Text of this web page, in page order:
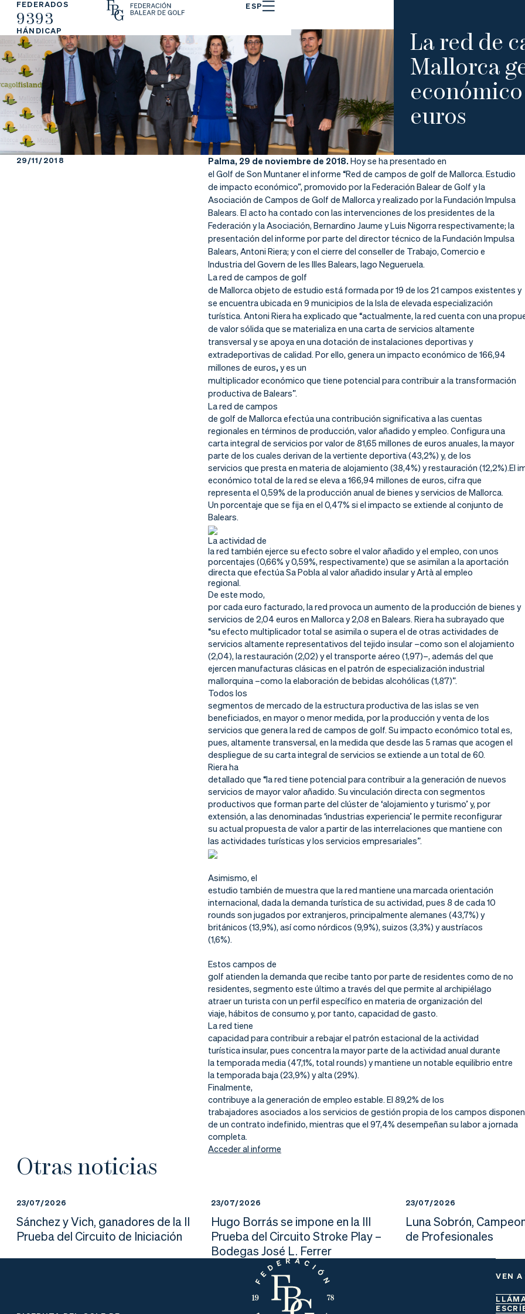
FEDERADOS
9393
HÁNDICAP
ESP
La
Fe
de
ra
ci
ón
Fe
de
ra
rs
e
Ju
ga
r
La red de
Mallorca
euros
29/11/2018 Palma, 29 de noviembre de 2018. Hoy se ha presentado en
el Golf de Son Muntaner el informe “Red de campos de golf de Mallorca. Estudio
de impacto económico”, promovido por la Federación Balear de Golf y la
Asociación de Campos de Golf de Mallorca y realizado por la Fundación Impulsa
Balears. El acto ha contado con las intervenciones de los presidentes de la
Federación y la Asociación, Bernardino Jaume y Luis Nigorra respectivamente; la
presentación del informe por parte del director técnico de la Fundación Impulsa
Balears, Antoni Riera; y con el cierre del conseller de Trabajo, Comercio e
Industria del Govern de les Illes Balears, Iago Negueruela.
La red de campos de golf
de Mallorca objeto de estudio está formada por 19 de los 21 campos existentes y
se encuentra ubicada en 9 municipios de la Isla de elevada especialización
turística. Antoni Riera ha explicado que “actualmente, la red cuenta con una
de valor sólida que se materializa en una carta de servicios altamente
transversal y se apoya en una dotación de instalaciones deportivas y
extradeportivas de calidad. Por ello, genera un impacto económico de 166,94
millones de euros, y es un
multiplicador económico que tiene potencial para contribuir a la transformación
productiva de Balears”.
La red de campos
de golf de Mallorca efectúa una contribución significativa a las cuentas
regionales en términos de producción, valor añadido y empleo. Configura una
carta integral de servicios por valor de 81,65 millones de euros anuales, la mayor
parte de los cuales derivan de la vertiente deportiva (43,2%) y, de los
servicios que presta en materia de alojamiento (38,4%) y restauración (12,2%).El
económico total de la red se eleva a 166,94 millones de euros, cifra que
representa el 0,59% de la producción anual de bienes y servicios de Mallorca.
Un porcentaje que se fija en el 0,47% si el impacto se extiende al conjunto de
Balears.
La actividad de
la red también ejerce su efecto sobre el valor añadido y el empleo, con unos
porcentajes (0,66% y 0,59%, respectivamente) que se asimilan a la aportación
directa que efectúa Sa Pobla al valor añadido insular y Artà al empleo
regional.
De este modo,
por cada euro facturado, la red provoca un aumento de la producción de bienes y
servicios de 2,04 euros en Mallorca y 2,08 en Balears. Riera ha subrayado que
“su efecto multiplicador total se asimila o supera el de otras actividades de
servicios altamente representativos del tejido insular –como son el alojamiento
(2,04), la restauración (2,02) y el transporte aéreo (1,97)–, además del que
ejercen manufacturas clásicas en el patrón de especialización industrial
mallorquina –como la elaboración de bebidas alcohólicas (1,87)”.
Todos los
segmentos de mercado de la estructura productiva de las islas se ven
beneficiados, en mayor o menor medida, por la producción y venta de los
servicios que genera la red de campos de golf. Su impacto económico total es,
pues, altamente transversal, en la medida que desde las 5 ramas que acogen el
despliegue de su carta integral de servicios se extiende a un total de 60.
Riera ha
detallado que “la red tiene potencial para contribuir a la generación de nuevos
servicios de mayor valor añadido. Su vinculación directa con segmentos
productivos que forman parte del clúster de ‘alojamiento y turismo’ y, por
extensión, a las denominadas ‘industrias experiencia’ le permite reconfigurar
su actual propuesta de valor a partir de las interrelaciones que mantiene con
las actividades turísticas y los servicios empresariales”.
Asimismo, el
estudio también de muestra que la red mantiene una marcada orientación
internacional, dada la demanda turística de su actividad, pues 8 de cada 10
rounds son jugados por extranjeros, principalmente alemanes (43,7%) y
británicos (13,9%), así como nórdicos (9,9%), suizos (3,3%) y austríacos
(1,6%).
Estos campos de
golf atienden la demanda que recibe tanto por parte de residentes como de no
residentes, segmento este último a través del que permite al archipiélago
atraer un turista con un perfil específico en materia de organización del
viaje, hábitos de consumo y, por tanto, capacidad de gasto.
La red tiene
capacidad para contribuir a rebajar el patrón estacional de la actividad
turística insular, pues concentra la mayor parte de la actividad anual durante
la temporada media (47,1%, total rounds) y mantiene un notable equilibrio entre
la temporada baja (23,9%) y alta (29%).
Finalmente,
contribuye a la generación de empleo estable. El 89,2% de los
trabajadores asociados a los servicios de gestión propia de los campos disponen
de un contrato indefinido, mientras que el 97,4% desempeñan su labor a jornada
completa.
Acceder al informe
Otras noticias
23/07/2026
Sánchez y Vich, ganadores de la II
Prueba del Circuito de Iniciación
23/07/2026
Hugo Borrás se impone en la III
Prueba del Circuito Stroke Play –
Bodegas José L. Ferrer
23/07/2026
Luna Sobrón,
de Profesionales
VEN A